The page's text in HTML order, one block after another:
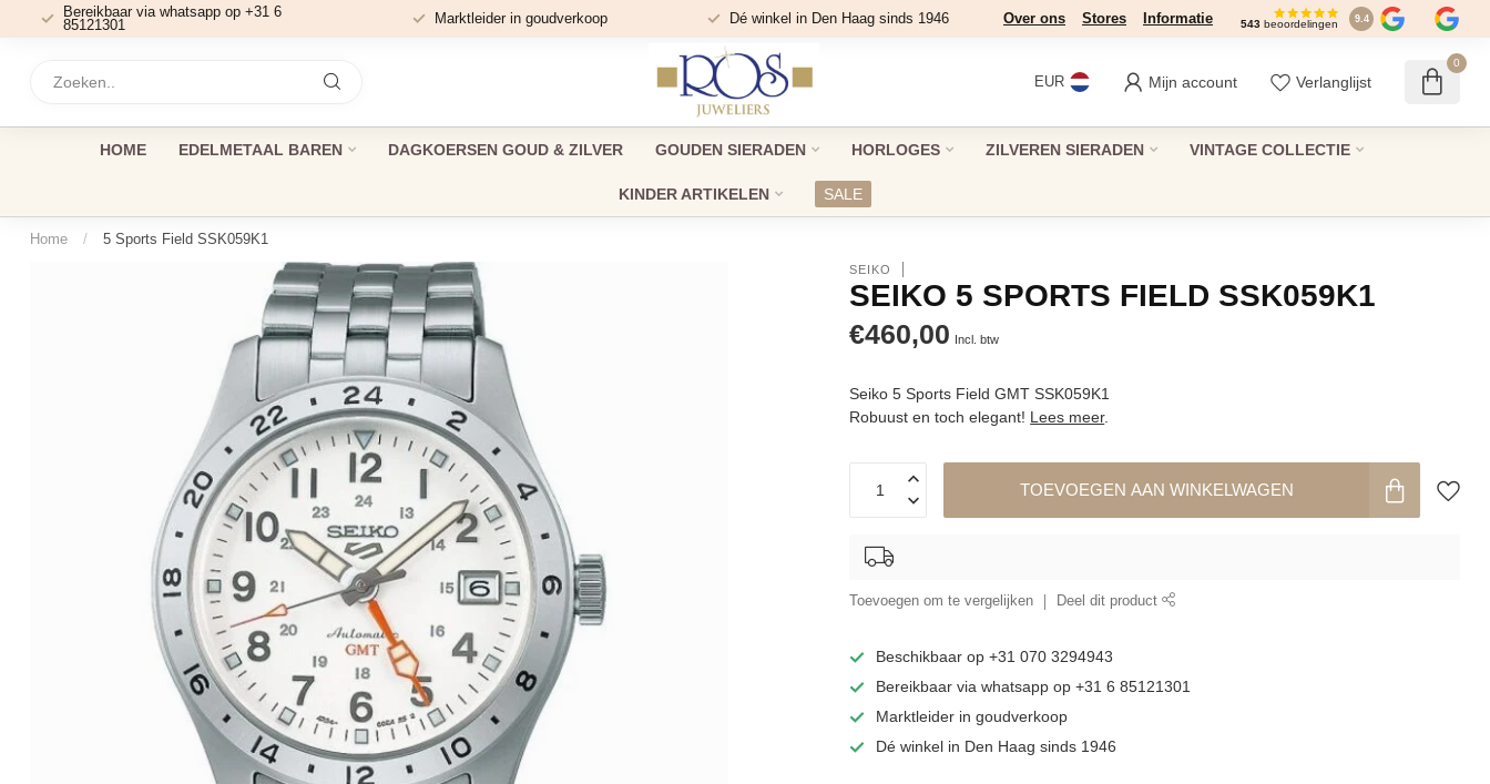
Bereikbaar via whatsapp op +31 6
85121301
Marktleider in goudverkoop Dé winkel in Den Haag sinds 1946 Over ons Stores Informatie 543 beoordelingen 9.4
EUR Mijn account Verlanglijst
0
HOME EDELMETAAL BAREN DAGKOERSEN GOUD & ZILVER GOUDEN SIERADEN HORLOGES ZILVEREN SIERADEN VINTAGE COLLECTIE
KINDER ARTIKELEN SALE
Home / 5 Sports Field SSK059K1
SEIKO
SEIKO 5 SPORTS FIELD SSK059K1
€460,00 Incl. btw
Seiko 5 Sports Field GMT SSK059K1
Robuust en toch elegant! Lees meer.
TOEVOEGEN AAN WINKELWAGEN
Toevoegen om te vergelijken Deel dit product
Beschikbaar op +31 070 3294943
Bereikbaar via whatsapp op +31 6 85121301
Marktleider in goudverkoop
Dé winkel in Den Haag sinds 1946